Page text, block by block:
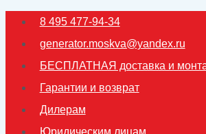
Перейти
содержимому
8 495 477-94-34
generator.moskva@yandex.ru
БЕСПЛАТНАЯ доставка и
Гарантии и возврат
Дилерам
Юридическим лицам